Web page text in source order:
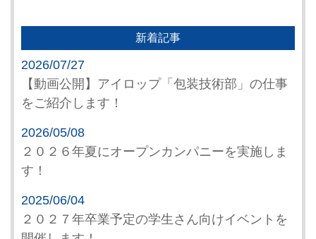
新着記事
2026/07/27
【動画公開】アイロップ「包装技術部」の仕事
をご紹介します！
2026/05/08
２０２６年夏にオープンカンパニーを実施しま
す！
2025/06/04
２０２７年卒業予定の学生さん向けイベントを